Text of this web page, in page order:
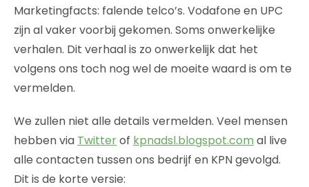
Marketingfacts: falende telco’s. Vodafone en UPC
zijn al vaker voorbij gekomen. Soms onwerkelijke
verhalen. Dit verhaal is zo onwerkelijk dat het
volgens ons toch nog wel de moeite waard is om te
vermelden.
We zullen niet alle details vermelden. Veel mensen
hebben via Twitterof kpnadsl.blogspot.com al live
alle contacten tussen ons bedrijf en KPN gevolgd.
Dit is de korte versie: